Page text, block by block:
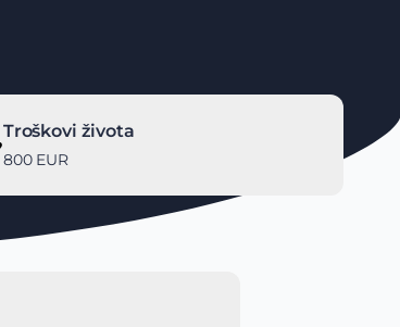
Troškovi života
800 EUR